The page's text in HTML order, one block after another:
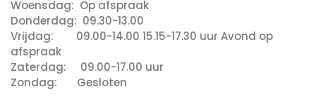
Woensdag: Op afspraak
Donderdag: 09.30-13.00
Vrijdag: 09.00-14.00 15.15-17.30 uur Avond op
afspraak
Zaterdag: 09.00-17.00 uur
Zondag: Gesloten